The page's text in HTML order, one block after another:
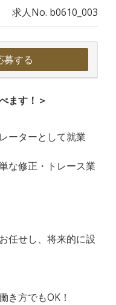
求人No. b0610_003
募する
ます！＞
ーターとして就業
な修正・トレース業
任せし、将来的に設
き方でもOK！